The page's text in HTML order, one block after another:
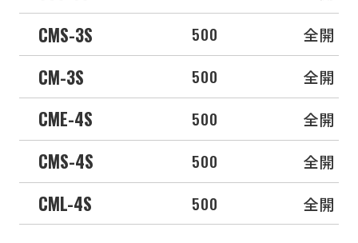
CMS-3S 500 全開
CM-3S 500 全開
CME-4S 500 全開
CMS-4S 500 全開
CML-4S 500 全開